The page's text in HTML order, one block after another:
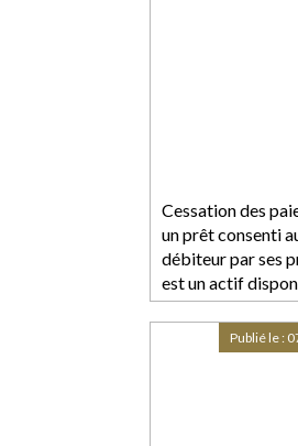
Cessation des
un prêt consenti
débiteur par ses
est un actif
Publié le :